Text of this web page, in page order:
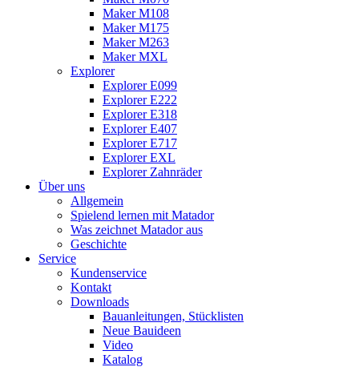
Maker M108
Maker M175
Maker M263
Maker MXL
Explorer
Explorer E099
Explorer E222
Explorer E318
Explorer E407
Explorer E717
Explorer EXL
Explorer Zahnräder
Über uns
Allgemein
Spielend lernen mit Matador
Was zeichnet Matador aus
Geschichte
Service
Kundenservice
Kontakt
Downloads
Bauanleitungen, Stücklisten
Neue Bauideen
Video
Katalog